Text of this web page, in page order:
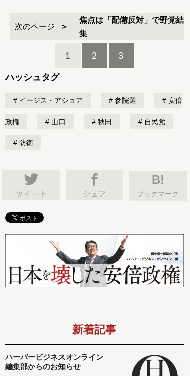
次のページ
焦点は「配備反対」で野党結
集
1 2 3
ハッシュタグ
イージス・アショア 参院選 安倍
政権 山口 秋田 自民党
防衛
B!
ブックマーク
新着記事
ハーバービジネスオンライン
編集部からのお知らせ